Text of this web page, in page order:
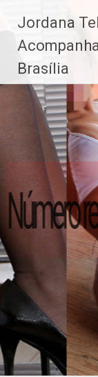
paraJordana
Brasília